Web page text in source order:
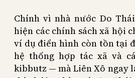
Chính vì nhà nước Do
hiện các chính sách xã hội
ví dụ điển hình còn tồn tại
hệ thống hợp tác xã và
kibbutz — mà Liên Xô ngay